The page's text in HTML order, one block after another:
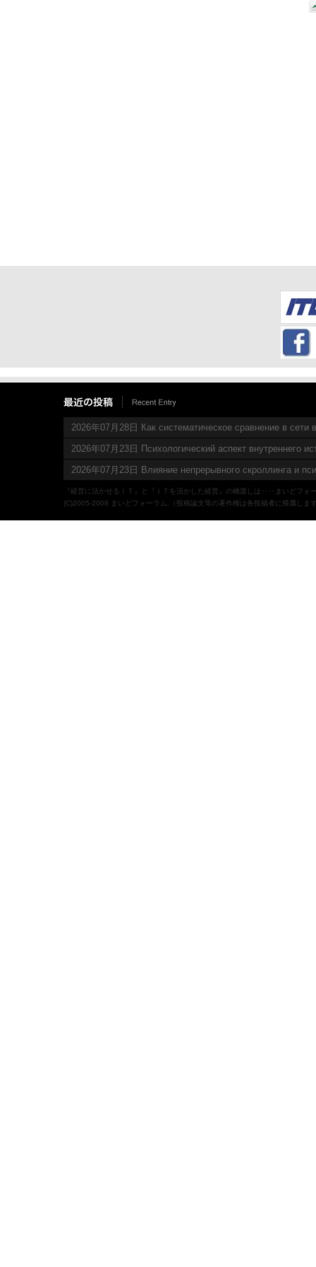
2026年07月28日 Как систематическое сравнение в сети
2026年07月23日 Психологический аспект внутреннего
2026年07月23日 Влияние непрерывного скроллинга и
『経営に活かせるＩＴ』と『ＩＴを活かした経営』の橋渡しは‥‥まいどフォ
(C)2005-2008 まいどフォーラム.（投稿論文等の著作権は各投稿者に帰属しま